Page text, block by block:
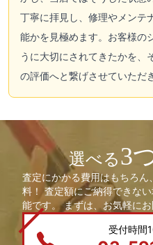
丁寧に拝見し、修理やメンテ
能かを見極めます。お客様の
うに大切にされてきたかを、
の評価へと繋げさせていただ
選べる3
査定にかかる費用はもちろ
料！ 査定額にご納得できな
能です。 まずは、お気軽にお
受付時間